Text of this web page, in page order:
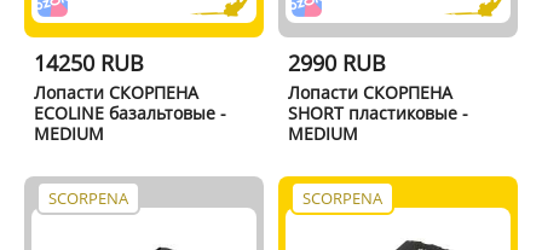
14250 RUB
Лопасти СКОРПЕНА
ECOLINE базальтовые -
MEDIUM
2990 RUB
Лопасти СКОРПЕНА
SHORT пластиковые -
MEDIUM
SCORPENA SCORPENA